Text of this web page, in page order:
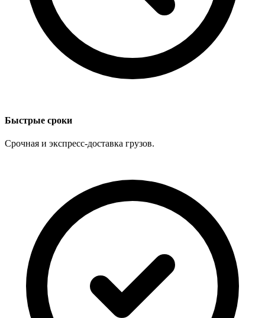
Быстрые сроки
Срочная и экспресс-доставка грузов.